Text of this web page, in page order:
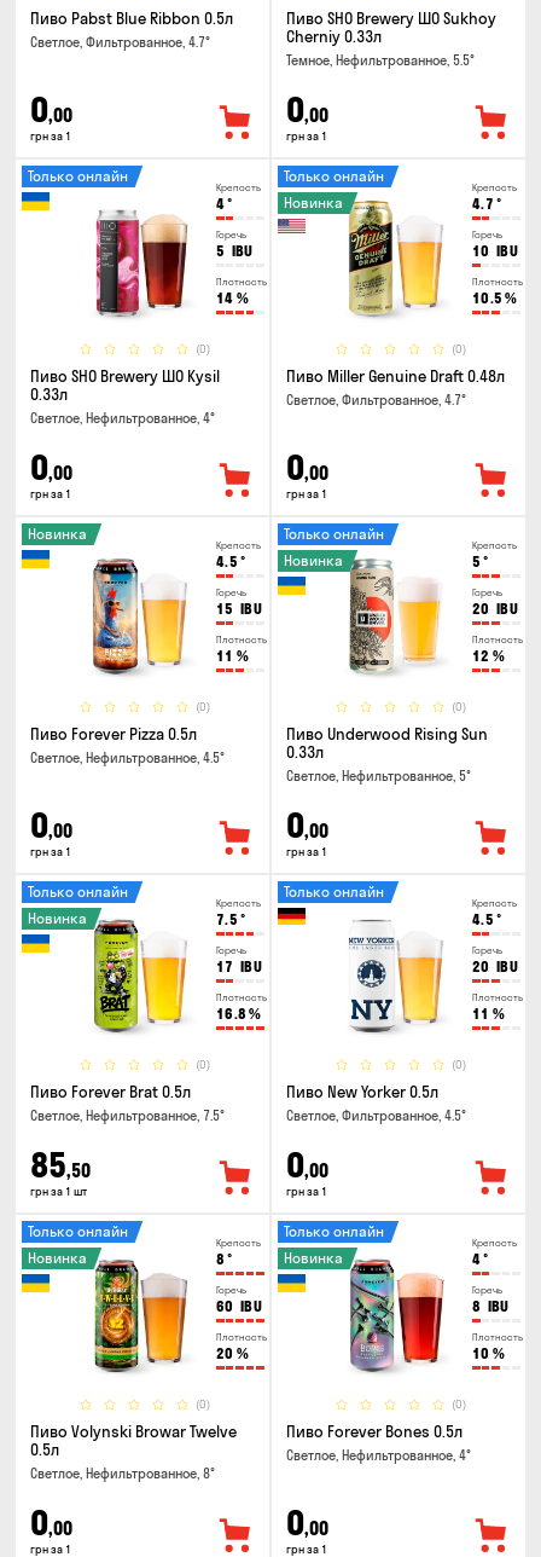
Пиво Pabst Blue Ribbon 0.5л
Светлое, Фильтрованное, 4.7°
0,00
грн за 1
Пиво SHO Brewery ШО Sukhoy
Cherniy 0.33л
Темное, Нефильтрованное, 5.5°
0,00
грн за 1
Крепость
4°
Горечь
5 IBU
Плотность
14 %
(0)
Только онлайн
Пиво SHO Brewery ШО Kysil
0.33л
Светлое, Нефильтрованное, 4°
0,00
грн за 1
Крепость
4.7 °
Горечь
10 IBU
Плотность
10.5 %
(0)
Только онлайн
Новинка
Пиво Miller Genuine Draft 0.48л
Светлое, Фильтрованное, 4.7°
0,00
грн за 1
Крепость
4.5 °
Горечь
15 IBU
Плотность
11 %
(0)
Новинка
Пиво Forever Pizza 0.5л
Светлое, Нефильтрованное, 4.5°
0,00
грн за 1
Крепость
5 °
Горечь
20 IBU
Плотность
12 %
(0)
Только онлайн
Новинка
Пиво Underwood Rising Sun
0.33л
Светлое, Нефильтрованное, 5°
0,00
грн за 1
Крепость
7.5 °
Горечь
17 IBU
Плотность
16.8 %
(0)
Только онлайн
Новинка
Пиво Forever Brat 0.5л
Светлое, Нефильтрованное, 7.5°
85,50
грн за 1 шт
Крепость
4.5 °
Горечь
20 IBU
Плотность
11 %
(0)
Только онлайн
Пиво New Yorker 0.5л
Светлое, Фильтрованное, 4.5°
0,00
грн за 1
Крепость
8 °
Горечь
60 IBU
Плотность
20 %
(0)
Только онлайн
Новинка
Пиво Volynski Browar Twelve
0.5л
Светлое, Нефильтрованное, 8°
0,00
грн за 1
Крепость
4°
Горечь
8 IBU
Плотность
10 %
(0)
Только онлайн
Новинка
Пиво Forever Bones 0.5л
Светлое, Нефильтрованное, 4°
0,00
грн за 1